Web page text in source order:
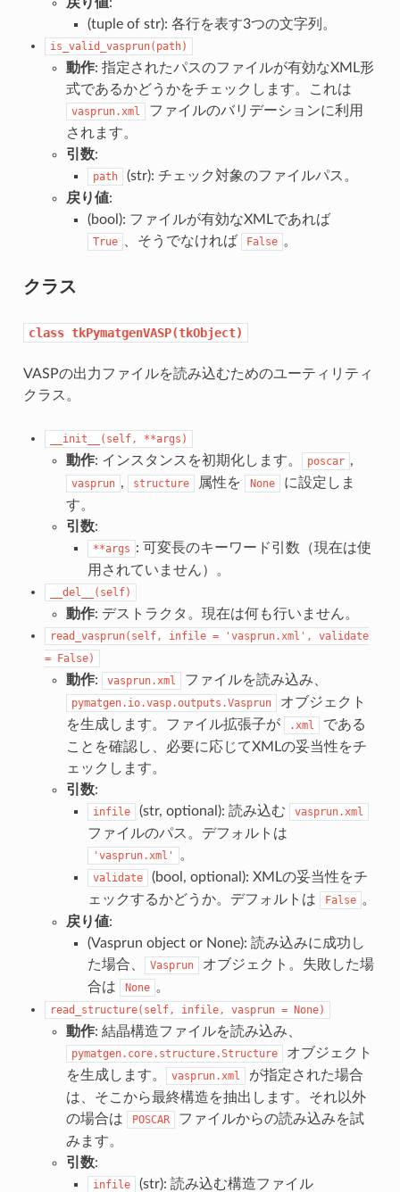
(tuple of str): 各行を表す3つの文字列。
is_valid_vasprun(path)
動作: 指定されたパスのファイルが有効なXML形
式であるかどうかをチェックします。これは
vasprun.xml
ファイルのバリデーションに利用
されます。
引数:
path
(str): チェック対象のファイルパス。
戻り値:
(bool): ファイルが有効なXMLであれば
True 、そうでなければ False 。
クラス
class tkPymatgenVASP(tkObject)
VASPの出力ファイルを読み込むためのユーティリティ
クラス。
__init__(self, **args)
動作: インスタンスを初期化します。 poscar ,
vasprun , structure 属性を None
に設定しま
す。
引数:
**args : 可変長のキーワード引数（現在は使
用されていません）。
__del__(self)
動作: デストラクタ。現在は何も行いません。
read_vasprun(self, infile = 'vasprun.xml',
validate
= False)
動作: vasprun.xml ファイルを読み込み、
pymatgen.io.vasp.outputs.Vasprun
オブジェクト
を生成します。ファイル拡張子が
.xml
である
ことを確認し、必要に応じてXMLの妥当性をチ
ェックします。
引数:
infile (str, optional): 読み込む vasprun.xml
ファイルのパス。デフォルトは
'vasprun.xml' 。
validate
(bool, optional): XMLの妥当性をチ
ェックするかどうか。デフォルトは
False 。
戻り値:
(Vasprun object or None): 読み込みに成功し
た場合、
Vasprun
オブジェクト。失敗した場
合は
None 。
read_structure(self, infile, vasprun = None)
動作: 結晶構造ファイルを読み込み、
pymatgen.core.structure.Structure
オブジェクト
を生成します。
vasprun.xml
が指定された場合
は、そこから最終構造を抽出します。それ以外
の場合は
POSCAR
ファイルからの読み込みを試
みます。
引数:
infile
(str): 読み込む構造ファイル